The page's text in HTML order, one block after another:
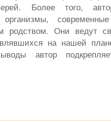
Более того,
организмы,
родством. Они ведут
на нашей
автор